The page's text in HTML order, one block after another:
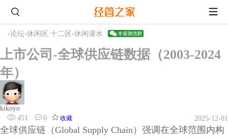
›论坛›休闲区 十二区 ›休闲灌水
上市公司-全球供应链数据（2003-2024
年）
kikoyo
451
0 收藏 2025-12-01
全球供应链（Global Supply Chain）强调在全球范围内构